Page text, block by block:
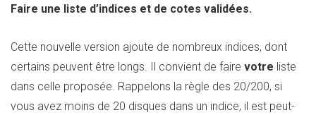
Faire une liste d’indices et de cotes validées.
Cette nouvelle version ajoute de nombreux indices, dont
certains peuvent être longs. Il convient de faire votre liste
dans celle proposée. Rappelons la règle des 20/200, si
vous avez moins de 20 disques dans un indice, il est peut-